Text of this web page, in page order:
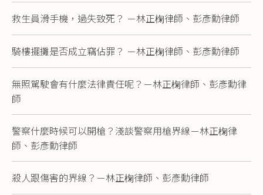
救生員滑手機，過失致死？ －林正椈律師、彭彥勳律師
騎樓擺攤是否成立竊佔罪？ －林正椈律師、彭彥勳律師
無照駕駛會有什麼法律責任呢？－林正椈律師、彭彥勳律
師
警察什麼時候可以開槍？淺談警察用槍界線－林正椈律
師、彭彥勳律師
殺人跟傷害的界線？－林正椈律師、彭彥勳律師